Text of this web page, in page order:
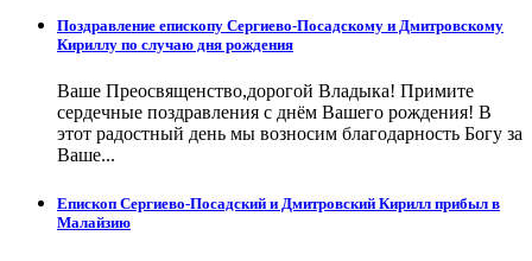
Поздравление епископу Сергиево-Посадскому и Дмитровскому
Кириллу по случаю дня рождения
Ваше Преосвященство,дорогой Владыка! Примите
сердечные поздравления с днём Вашего рождения! В
этот радостный день мы возносим благодарность Богу за
Ваше...
Епископ Сергиево-Посадский и Дмитровский Кирилл прибыл в
Малайзию